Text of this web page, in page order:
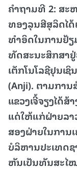
ຄຳຖາມທີ 2: ສະ
ທອງລຸນສີສຸລິດໄດ້
ທຳອິດໃນການຢ້ຽ
ທັດສະນະສຶກສາ
ເຕັກໂນໂລຊີຢຸນເ
(Anji). ຕາມການ
ແຂວງເຈີ້ຈຽງໄດ້
ແດ່ໃຫ້ແກ່ຝ່າຍລາ
ສອງຝ່າຍໃນກາ
ບໍລິຫານປະເທດ
ຫັນເປັນທັນສະໄ